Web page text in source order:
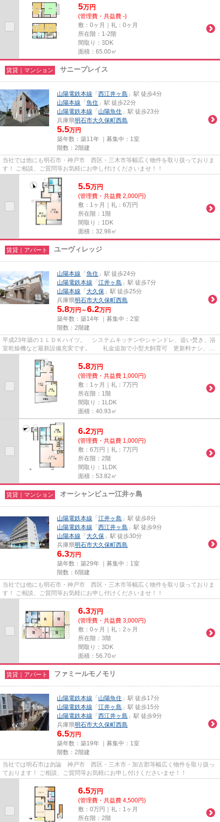
5万円
(管理費・共益費 -)
敷：0ヶ月｜礼：0ヶ月
所在階：1-2階
間取り：3DK
面積：65.00㎡
賃貸｜マンション サニープレイス
山陽電鉄本線 「 西江井ヶ島 」駅 徒歩4分
山陽本線 「 魚住 」駅 徒歩22分
山陽電鉄本線 「 山陽魚住 」駅 徒歩23分
兵庫県明石市大久保町西島
5.5万円
築年数：築11年 ｜募集中： 1室
階数：2階建
当社では他にも明石市・神戸市 西区・三木市等幅広く物件を取り扱っておりま
す！ ご相談、ご質問等お気軽にお申し付けくださいませ！！
5.5万円
(管理費・共益費 2,000円)
敷：1ヶ月｜礼：6万円
所在階：1階
間取り：1DK
面積：32.98㎡
賃貸｜アパート ユーヴィレッジ
山陽本線 「 魚住 」駅 徒歩24分
山陽電鉄本線 「 江井ヶ島 」駅 徒歩7分
山陽本線 「 大久保 」駅 徒歩25分
兵庫県明石市大久保町西島
5.8万円～6.2万円
築年数：築14年 ｜募集中： 2室
階数：2階建
平成23年築の１ＬＤＫハイツ。 システムキッチンやシャンドレ、追い焚き、浴
室乾燥機など最新設備充実です。 礼金追加で小型犬飼育可 更新料ナシ、東
建のお部屋ならホームメイト...
5.8万円
(管理費・共益費 1,000円)
敷：1ヶ月｜礼：7万円
所在階：1階
間取り：1LDK
面積：40.93㎡
6.2万円
(管理費・共益費 1,000円)
敷：6万円｜礼：7万円
所在階：2階
間取り：1LDK
面積：53.82㎡
賃貸｜マンション オーシャンビュー江井ヶ島
山陽電鉄本線 「 江井ヶ島 」駅 徒歩8分
山陽電鉄本線 「 西江井ヶ島 」駅 徒歩9分
山陽本線 「 大久保 」駅 徒歩30分
兵庫県明石市大久保町西島
6.3万円
築年数：築29年 ｜募集中： 1室
階数：6階建
当社では他にも明石市・神戸市 西区・三木市等幅広く物件を取り扱っておりま
す！ ご相談、ご質問等お気軽にお申し付けくださいませ！！
6.3万円
(管理費・共益費 3,000円)
敷：0ヶ月｜礼：2ヶ月
所在階：3階
間取り：3DK
面積：56.70㎡
賃貸｜アパート ファミールモノモリ
山陽電鉄本線 「 山陽魚住 」駅 徒歩17分
山陽電鉄本線 「 江井ヶ島 」駅 徒歩15分
山陽電鉄本線 「 西江井ヶ島 」駅 徒歩9分
兵庫県明石市大久保町西島
6.5万円
築年数：築19年 ｜募集中： 1室
階数：2階建
当社では明石市は勿論 神戸市 西区・三木市・加古郡等幅広く物件を取り扱っ
ております！ ご相談、ご質問等お気軽にお申し付けくださいませ！！
6.5万円
(管理費・共益費 4,500円)
敷：0万円｜礼：1ヶ月
所在階：2階